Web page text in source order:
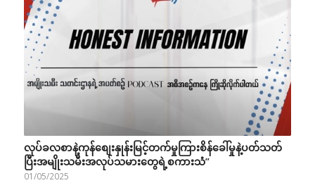
လုပ်ခလစာနဲ့ကုန်စျေးနှုန်းမြင့်တက်မှုကြားစိန်ခေါ်မှုနဲ့ပတ်သတ်
ပြီးအမျိုးသမီးအလုပ်သမားတွေရဲ့စကားသံ”
01/05/2025